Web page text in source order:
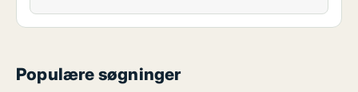
Populære søgninger